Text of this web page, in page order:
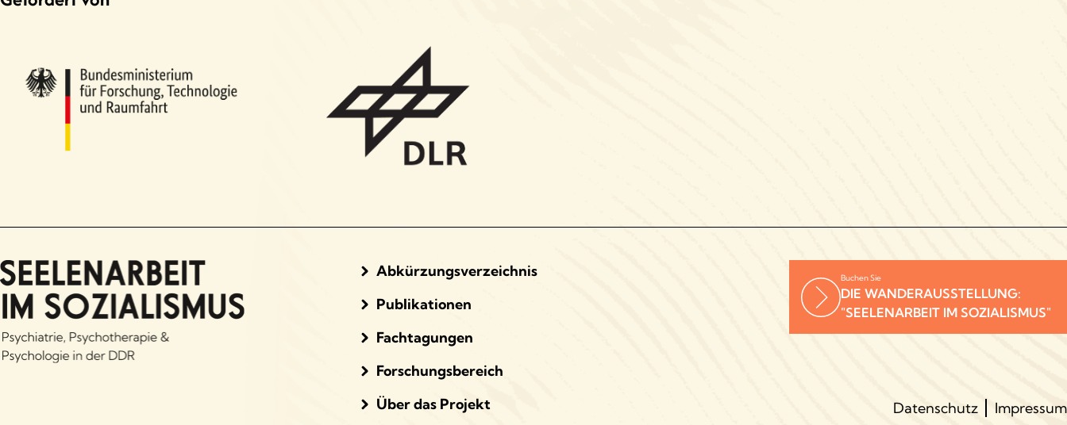
Abkürzungsverzeichnis
Publikationen
Fachtagungen
Forschungsbereich
Über das Projekt
Buchen Sie
DIE WANDERAUSSTELLUNG:
"SEELENARBEIT IM SOZIALISMUS"
Datenschutz Impressum